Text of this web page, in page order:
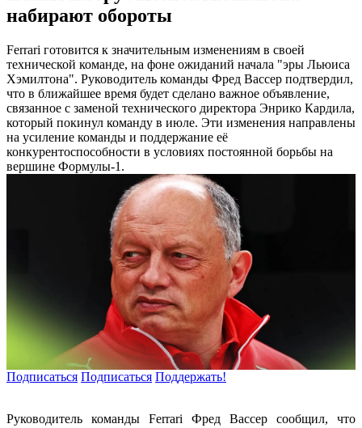
набирают обороты
Ferrari готовится к значительным изменениям в своей
технической команде, на фоне ожиданий начала "эры Льюиса
Хэмилтона". Руководитель команды Фред Вассер подтвердил,
что в ближайшее время будет сделано важное объявление,
связанное с заменой технического директора Энрико Кардила,
который покинул команду в июле. Эти изменения направлены
на усиление команды и поддержание её
конкурентоспособности в условиях постоянной борьбы на
вершине Формулы-1.
Подписаться Подписаться Поддержать!
Руководитель команды Ferrari Фред Вассер сообщил, что